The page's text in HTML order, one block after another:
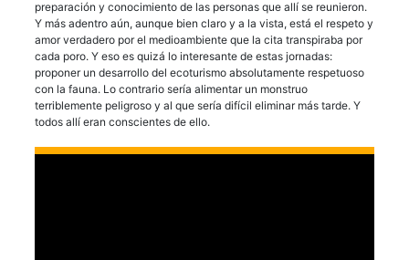
preparación y conocimiento de las personas que allí se reunieron.
Y más adentro aún, aunque bien claro y a la vista, está el respeto y
amor verdadero por el medioambiente que la cita transpiraba por
cada poro. Y eso es quizá lo interesante de estas jornadas:
proponer un desarrollo del ecoturismo absolutamente respetuoso
con la fauna. Lo contrario sería alimentar un monstruo
terriblemente peligroso y al que sería difícil eliminar más tarde. Y
todos allí eran conscientes de ello.